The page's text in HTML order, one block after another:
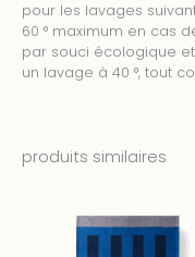
pour les lavages
60 ° maximum en cas
par souci écologique
un lavage à 40 °, tout
produits similaires